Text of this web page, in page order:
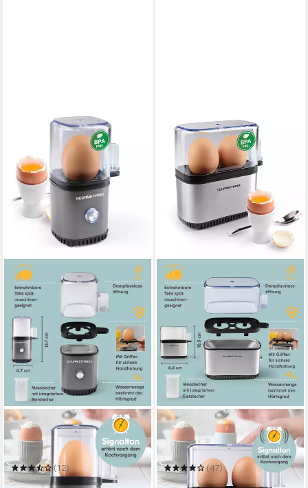
GOURMETMAXX
Eierkocher für 1 Ei 70W
anthrazit
(12)
22,79 € UVP 29,99 €
GOURMETMAXX
Eierkocher kompakt für 2
(47)
ab 19,99 € UVP29,99 €